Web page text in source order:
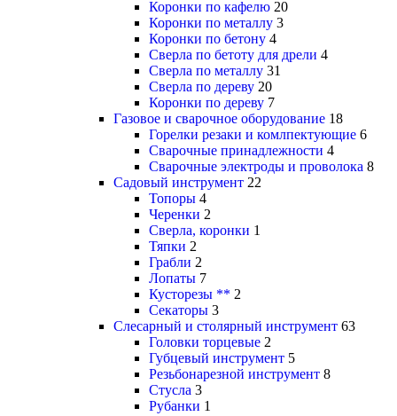
Коронки по кафелю 20
Коронки по металлу 3
Коронки по бетону 4
Сверла по бетоту для дрели 4
Сверла по металлу 31
Сверла по дереву 20
Коронки по дереву 7
Газовое и сварочное оборудование 18
Горелки резаки и комлпектующие 6
Сварочные принадлежности 4
Сварочные электроды и проволока 8
Садовый инструмент 22
Топоры 4
Черенки 2
Сверла, коронки 1
Тяпки 2
Грабли 2
Лопаты 7
Кусторезы ** 2
Секаторы 3
Слесарный и столярный инструмент 63
Головки торцевые 2
Губцевый инструмент 5
Резьбонарезной инструмент 8
Стусла 3
Рубанки 1